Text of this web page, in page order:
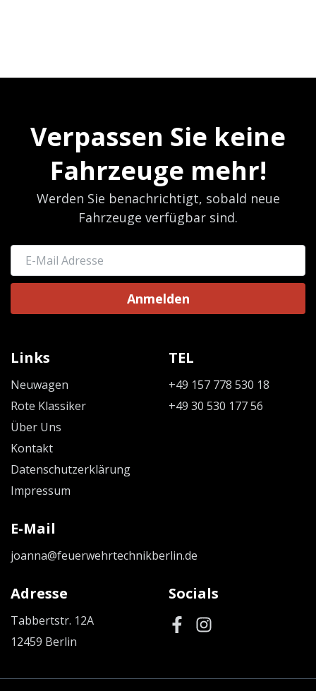
Verpassen Sie keine
Fahrzeuge mehr!
Werden Sie benachrichtigt, sobald neue
Fahrzeuge verfügbar sind.
Anmelden
Links
Neuwagen
Rote Klassiker
Über Uns
Kontakt
Datenschutzerklärung
Impressum
TEL
+49 157 778 530 18
+49 30 530 177 56
E-Mail
joanna@feuerwehrtechnikberlin.de
Adresse
Tabbertstr. 12A
12459 Berlin
Socials